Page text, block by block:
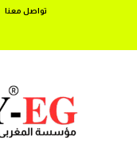
تواصل معنا